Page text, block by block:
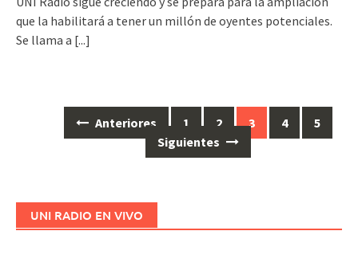
que la habilitará a tener un millón de oyentes potenciales.
Se llama a [...]
Anteriores 1 2 3 4
5
Siguientes
UNI RADIO EN VIVO